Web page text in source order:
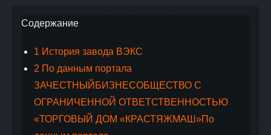
Содержание
1 История завода ВЭКС
2 По данным портала
ЗАЧЕСТНЫЙБИЗНЕСОБЩЕСТВО С
ОГРАНИЧЕННОЙ ОТВЕТСТВЕННОСТЬЮ
«ТОРГОВЫЙ ДОМ «КРАСТЯЖМАШ»По